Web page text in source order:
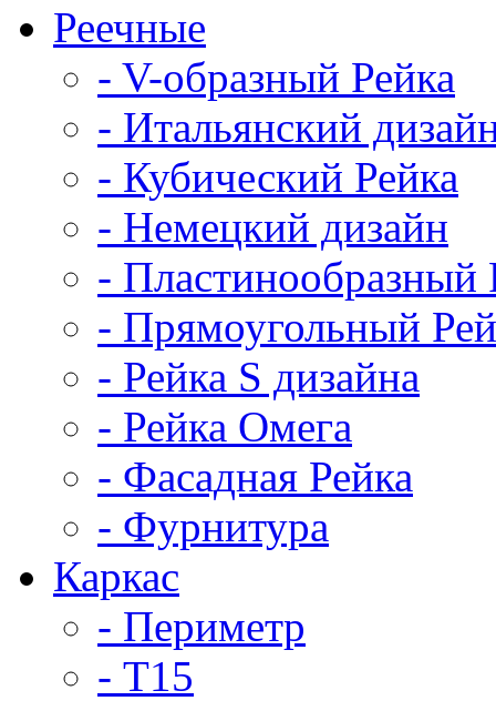
Реечные
- V-образный Рейка
- Итальянский
- Кубический Рейка
- Немецкий дизайн
- Пластинообразный
- Прямоугольный
- Рейка S дизайна
- Рейка Омега
- Фасадная Рейка
- Фурнитура
Каркас
- Периметр
- Т15